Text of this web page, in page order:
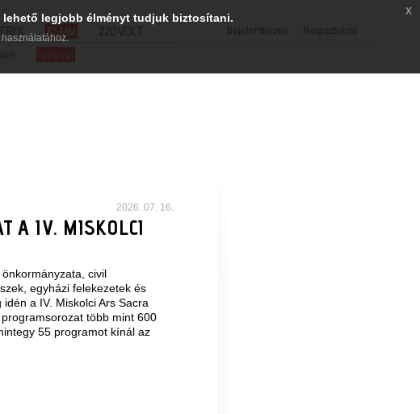
Bejelentkezés Regisztráció
KSMM
220VOLT
hírlevél
2026. 07. 16.
A IV. MISKOLCI
civil
egyházi felekezetek és
a IV. Miskolci Ars Sacra
több mint 600
55 programot kínál az
legjobb élményt tudjuk biztosítani.
x